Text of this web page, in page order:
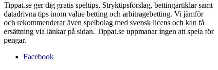
Tippat.se ger dig gratis speltips, Stryktipsförslag, bettingartiklar samt
datadrivna tips inom value betting och arbitragebetting. Vi jämför
och rekommenderar även spelbolag med svensk licens och kan få
ersättning via länkar på sidan. Tippat.se uppmanar ingen att spela för
pengar.
Facebook